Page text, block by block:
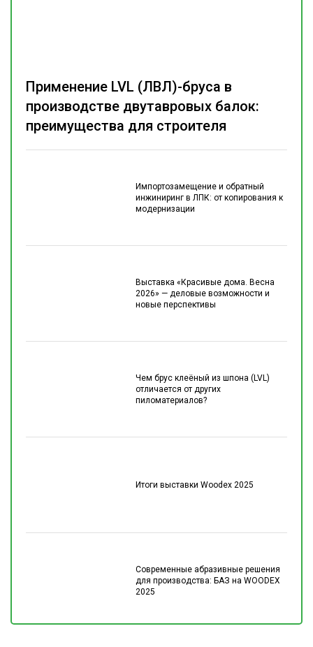
Импортозамещение и обратный
инжиниринг в ЛПК: от копирования к
модернизации
Выставка «Красивые дома. Весна
2026» — деловые возможности и
новые перспективы
Чем брус клеёный из шпона (LVL)
отличается от других
пиломатериалов?
Итоги выставки Woodex 2025
Современные абразивные решения
для производства: БАЗ на WOODEX
2025
Применение LVL (ЛВЛ)-бруса в
производстве двутавровых балок:
преимущества для строителя